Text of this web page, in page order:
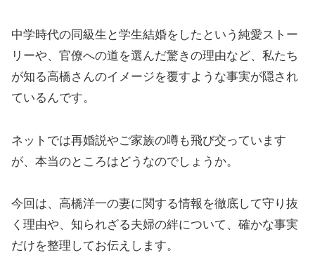
中学時代の同級生と学生結婚をしたという純愛ストー
リーや、官僚への道を選んだ驚きの理由など、私たち
が知る高橋さんのイメージを覆すような事実が隠され
ているんです。
ネットでは再婚説やご家族の噂も飛び交っています
が、本当のところはどうなのでしょうか。
今回は、高橋洋一の妻に関する情報を徹底して守り抜
く理由や、知られざる夫婦の絆について、確かな事実
だけを整理してお伝えします。